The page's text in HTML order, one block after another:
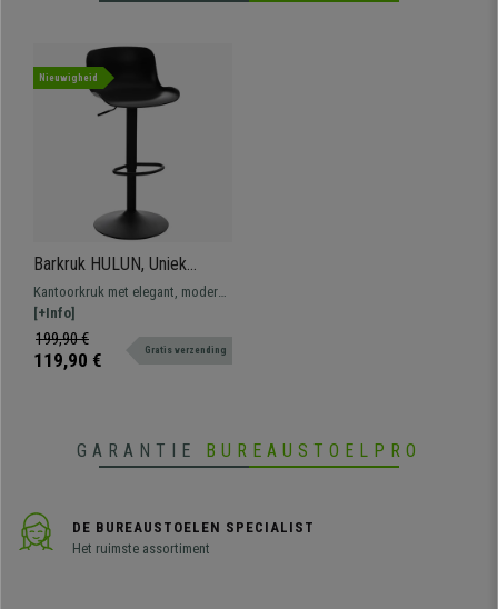
Nieuwigheid
Barkruk HULUN, Uniek
Ontwerp, met Voetsteun,
Leder, Kleur Zwart
Kantoorkruk met elegant, modern
ontwerp. Comfortabel en
bestendig dankzij het metalen
frame.
[+Info]
199,90 €
119,90 € Gratis verzending
GARANTIE BUREAUSTOELPRO
DE BUREAUSTOELEN SPECIALIST
Het ruimste assortiment